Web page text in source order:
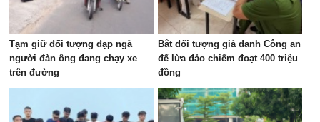
Tạm giữ đối tượng đạp ngã
người đàn ông đang chạy xe
trên đường
Bắt đối tượng giả danh Công an
để lừa đảo chiếm đoạt 400 triệu
đồng